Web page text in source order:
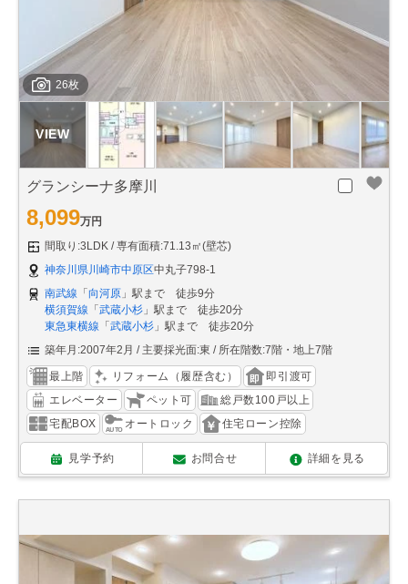
26枚
グランシーナ多摩川
8,099万円
間取り:3LDK
専有面積:71.13㎡(壁芯)
神奈川県川崎市中原区中丸子798-1
南武線 「向河原 」駅まで 徒歩9分
横須賀線 「武蔵小杉 」駅まで 徒歩20分
東急東横線 「武蔵小杉 」駅まで 徒歩20分
築年月:2007年2月
主要採光面:東 所在階数:7階・地上7階
最上階 リフォーム（履歴含む）
即引渡可
エレベーター
ペット可
総戸数100戸以上
宅配BOX
オートロック 住宅ローン控除
見学予約 お問合せ 詳細を見る